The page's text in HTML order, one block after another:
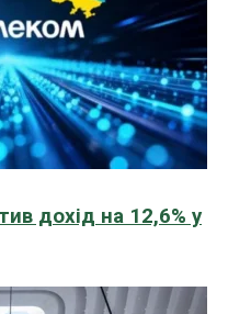
дохід на 12,6% у